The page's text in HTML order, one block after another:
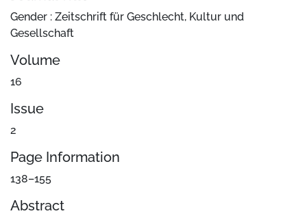
Gender : Zeitschrift für Geschlecht, Kultur und
Gesellschaft
Volume
16
Issue
2
Page Information
138–155
Abstract